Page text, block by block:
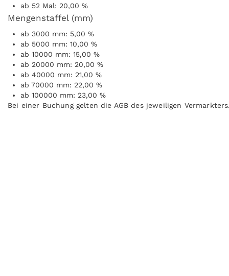
ab 52 Mal: 20,00 %
Mengenstaffel (mm)
ab 3000 mm: 5,00 %
ab 5000 mm: 10,00 %
ab 10000 mm: 15,00 %
ab 20000 mm: 20,00 %
ab 40000 mm: 21,00 %
ab 70000 mm: 22,00 %
ab 100000 mm: 23,00 %
Bei einer Buchung gelten die AGB des jeweiligen